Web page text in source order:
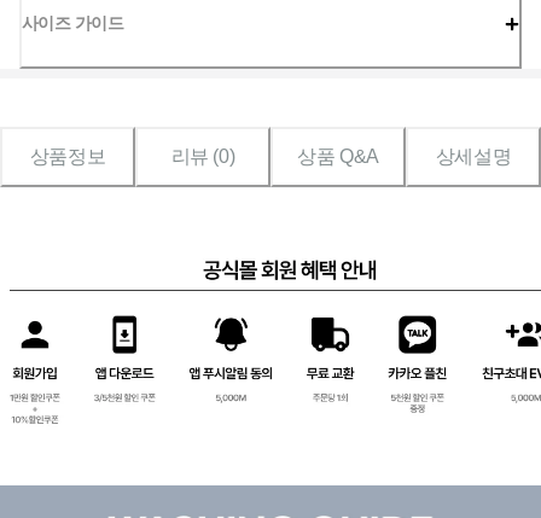
사이즈 가이드
상품정보 리뷰 (0) 상품 Q&A 상세설명